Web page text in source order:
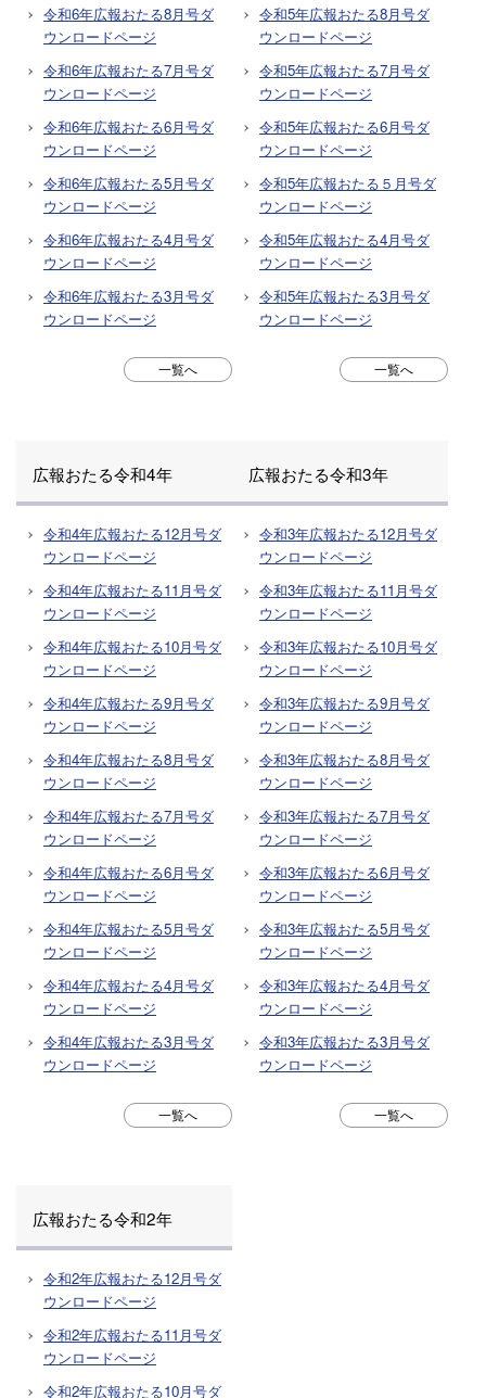
令和6年広報おたる8月号ダ
ウンロードページ
令和6年広報おたる7月号ダ
ウンロードページ
令和6年広報おたる6月号ダ
ウンロードページ
令和6年広報おたる5月号ダ
ウンロードページ
令和6年広報おたる4月号ダ
ウンロードページ
令和6年広報おたる3月号ダ
ウンロードページ
一覧へ
令和5年広報おたる8月号ダ
ウンロードページ
令和5年広報おたる7月号ダ
ウンロードページ
令和5年広報おたる6月号ダ
ウンロードページ
令和5年広報おたる５月号ダ
ウンロードページ
令和5年広報おたる4月号ダ
ウンロードページ
令和5年広報おたる3月号ダ
ウンロードページ
一覧へ
広報おたる令和4年
令和4年広報おたる12月号ダ
ウンロードページ
令和4年広報おたる11月号ダ
ウンロードページ
令和4年広報おたる10月号ダ
ウンロードページ
令和4年広報おたる9月号ダ
ウンロードページ
令和4年広報おたる8月号ダ
ウンロードページ
令和4年広報おたる7月号ダ
ウンロードページ
令和4年広報おたる6月号ダ
ウンロードページ
令和4年広報おたる5月号ダ
ウンロードページ
令和4年広報おたる4月号ダ
ウンロードページ
令和4年広報おたる3月号ダ
ウンロードページ
一覧へ
広報おたる令和3年
令和3年広報おたる12月号ダ
ウンロードページ
令和3年広報おたる11月号ダ
ウンロードページ
令和3年広報おたる10月号ダ
ウンロードページ
令和3年広報おたる9月号ダ
ウンロードページ
令和3年広報おたる8月号ダ
ウンロードページ
令和3年広報おたる7月号ダ
ウンロードページ
令和3年広報おたる6月号ダ
ウンロードページ
令和3年広報おたる5月号ダ
ウンロードページ
令和3年広報おたる4月号ダ
ウンロードページ
令和3年広報おたる3月号ダ
ウンロードページ
一覧へ
広報おたる令和2年
令和2年広報おたる12月号ダ
ウンロードページ
令和2年広報おたる11月号ダ
ウンロードページ
令和2年広報おたる10月号ダ